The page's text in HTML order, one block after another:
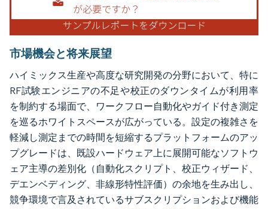
市場機会と将来展望
ハイミックス生産や高度な研究開発の分野において、特に
RF試験エンジニアの不足や校正のダウンタイムが利用率
を制約する場面で、ワークフロー自動化やガイド付き測定
を巡るホワイトスペースが広がっている。設定の複雑さを
軽減し測定までの時間を短縮するプラットフォームのアッ
プグレードは、既設ハードウェア上に展開可能なソフトウ
ェア主導の差別化（自動化スクリプト、校正ウィザード、
デエンベディング、非線形特性評価）の余地を生み出し、
競争環境で言及されているサブスクリプションおよび機能